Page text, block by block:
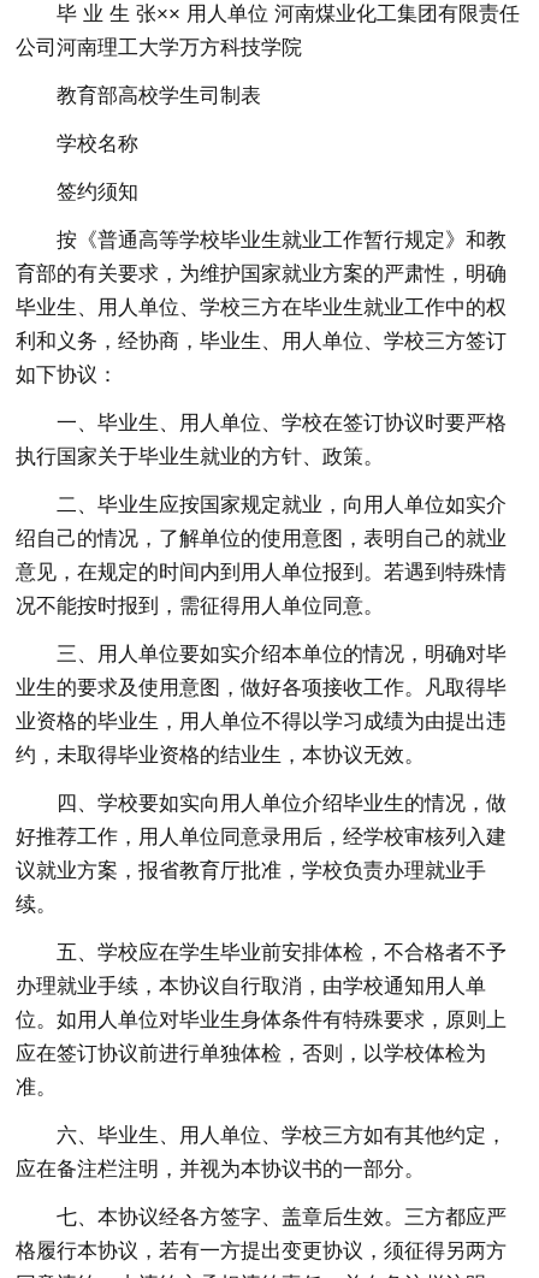
毕 业 生 张×× 用人单位 河南煤业化工集团有限责任
公司河南理工大学万方科技学院
教育部高校学生司制表
学校名称
签约须知
按《普通高等学校毕业生就业工作暂行规定》和教
育部的有关要求，为维护国家就业方案的严肃性，明确
毕业生、用人单位、学校三方在毕业生就业工作中的权
利和义务，经协商，毕业生、用人单位、学校三方签订
如下协议：
一、毕业生、用人单位、学校在签订协议时要严格
执行国家关于毕业生就业的方针、政策。
二、毕业生应按国家规定就业，向用人单位如实介
绍自己的情况，了解单位的使用意图，表明自己的就业
意见，在规定的时间内到用人单位报到。若遇到特殊情
况不能按时报到，需征得用人单位同意。
三、用人单位要如实介绍本单位的情况，明确对毕
业生的要求及使用意图，做好各项接收工作。凡取得毕
业资格的毕业生，用人单位不得以学习成绩为由提出违
约，未取得毕业资格的结业生，本协议无效。
四、学校要如实向用人单位介绍毕业生的情况，做
好推荐工作，用人单位同意录用后，经学校审核列入建
议就业方案，报省教育厅批准，学校负责办理就业手
续。
五、学校应在学生毕业前安排体检，不合格者不予
办理就业手续，本协议自行取消，由学校通知用人单
位。如用人单位对毕业生身体条件有特殊要求，原则上
应在签订协议前进行单独体检，否则，以学校体检为
准。
六、毕业生、用人单位、学校三方如有其他约定，
应在备注栏注明，并视为本协议书的一部分。
七、本协议经各方签字、盖章后生效。三方都应严
格履行本协议，若有一方提出变更协议，须征得另两方